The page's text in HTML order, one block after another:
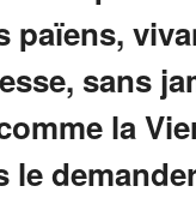
païens,
sans
la
le